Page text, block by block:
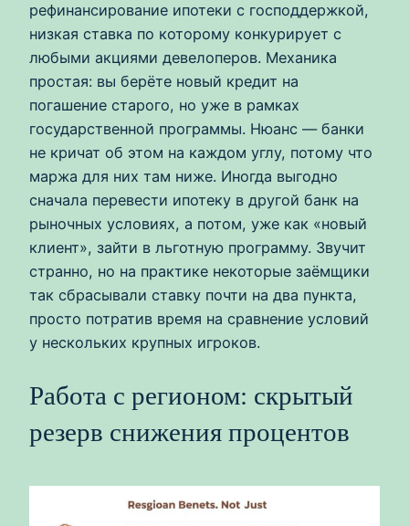
рефинансирование ипотеки с господдержкой,
низкая ставка по которому конкурирует с
любыми акциями девелоперов. Механика
простая: вы берёте новый кредит на
погашение старого, но уже в рамках
государственной программы. Нюанс — банки
не кричат об этом на каждом углу, потому что
маржа для них там ниже. Иногда выгодно
сначала перевести ипотеку в другой банк на
рыночных условиях, а потом, уже как «новый
клиент», зайти в льготную программу. Звучит
странно, но на практике некоторые заёмщики
так сбрасывали ставку почти на два пункта,
просто потратив время на сравнение условий
у нескольких крупных игроков.
Работа с регионом: скрытый
резерв снижения процентов